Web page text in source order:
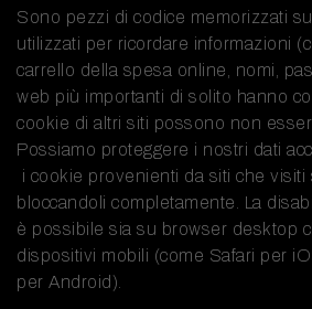
Sono pezzi di codice memorizzati
utilizzati per ricordare informazioni
carrello della spesa online, nomi,
web più importanti di solito hanno
cookie di altri siti possono non
Possiamo proteggere i nostri dati
i cookie provenienti da siti che visiti
bloccandoli completamente. La
è possibile sia su browser desktop
dispositivi mobili (come Safari per
per Android).